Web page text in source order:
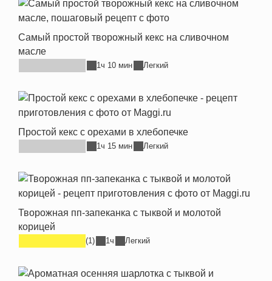
Самый простой творожный кекс на сливочном
масле
1ч 10 мин Легкий
Простой кекс с орехами в хлебопечке
1ч 15 мин Легкий
Творожная пп-запеканка с тыквой и молотой
корицей
(1) 1ч Легкий